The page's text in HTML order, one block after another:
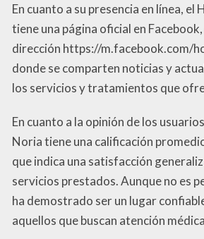
En cuanto a su presencia en línea, el
tiene una página oficial en
dirección https://m.facebook.com/
donde se comparten noticias y
los servicios y tratamientos que
En cuanto a la opinión de los
Noria tiene una calificación
que indica una satisfacción
servicios prestados. Aunque no es
ha demostrado ser un lugar
aquellos que buscan atención